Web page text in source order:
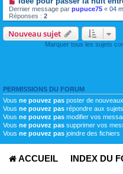
Dernier message par pupuce75 « 04
Réponses : 2
Nouveau sujet
Marquer tous les sujets
PERMISSIONS DU FORUM
Vous ne pouvez pas poster de
Vous ne pouvez pas répondre aux sujets
Vous ne pouvez pas modifier vos
Vous ne pouvez pas supprimer vos
Vous ne pouvez pas joindre des fichiers
ACCUEIL INDEX DU